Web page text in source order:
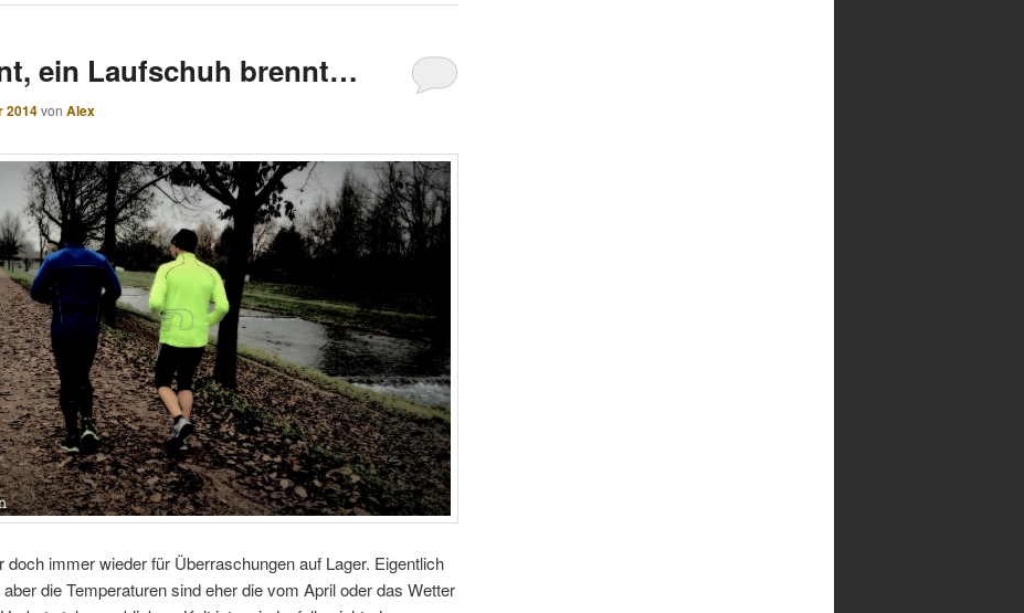
ein Laufschuh brennt…
2014von Alex
immer wieder für Überraschungen auf Lager. Eigentlich
die Temperaturen sind eher die vom April oder das Wetter